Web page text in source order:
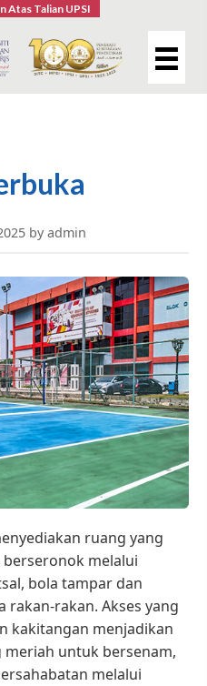
Atas Talian UPSI
by admin
ruang yang
melalui
bola tampar dan
rakan-rakan. Akses yang
kakitangan menjadikan
untuk bersenam,
melalui